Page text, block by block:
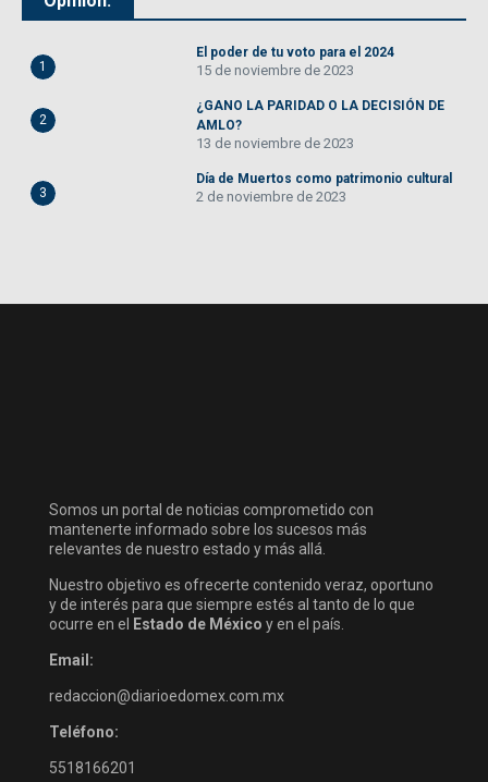
1
El poder de tu voto para el 2024
15 de noviembre de 2023
2
¿GANO LA PARIDAD O LA DECISIÓN DE
AMLO?
13 de noviembre de 2023
3
Día de Muertos como patrimonio cultural
2 de noviembre de 2023
Somos un portal de noticias comprometido con
mantenerte informado sobre los sucesos más
relevantes de nuestro estado y más allá.
Nuestro objetivo es ofrecerte contenido veraz, oportuno
y de interés para que siempre estés al tanto de lo que
ocurre en el
Estado de México y en el país.
Email:
redaccion@diarioedomex.com.mx
Teléfono:
5518166201